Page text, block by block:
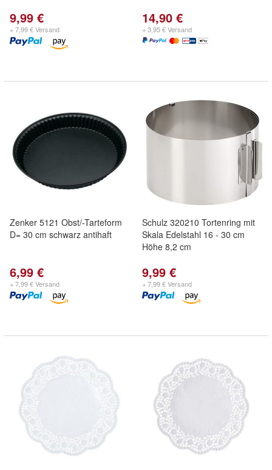
9,99 €
+ 7,99 € Versand
14,90 €
+ 3,95 € Versand
Zenker 5121 Obst/-Tarteform
D= 30 cm schwarz antihaft
6,99 €
+ 7,99 € Versand
Schulz 320210 Tortenring mit
Skala Edelstahl 16 - 30 cm
Höhe 8,2 cm
9,99 €
+ 7,99 € Versand